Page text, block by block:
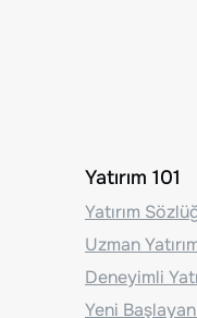
Yatırım 101
Yatırım
Uzman
Deneyimli
Yeni